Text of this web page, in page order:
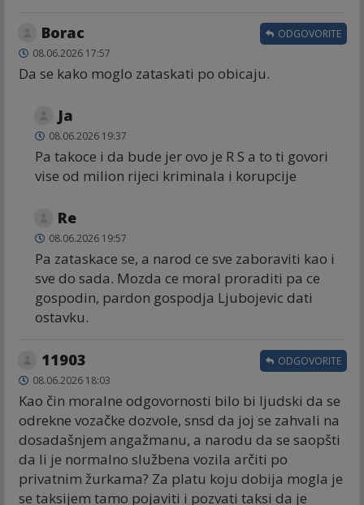
Borac
08.06.2026 17:57
Da se kako moglo zataskati po obicaju.
ODGOVORITE
Ja
08.06.2026 19:37
Pa takoce i da bude jer ovo je R S a to ti govori
vise od milion rijeci kriminala i korupcije
Re
08.06.2026 19:57
Pa zataskace se, a narod ce sve zaboraviti kao i
sve do sada. Mozda ce moral proraditi pa ce
gospodin, pardon gospodja Ljubojevic dati
ostavku.
11903
08.06.2026 18:03
Kao čin moralne odgovornosti bilo bi ljudski da se
odrekne vozačke dozvole, snsd da joj se zahvali na
dosadašnjem angažmanu, a narodu da se saopšti
da li je normalno službena vozila arčiti po
privatnim žurkama? Za platu koju dobija mogla je
se taksijem tamo pojaviti i pozvati taksi da je
ODGOVORITE